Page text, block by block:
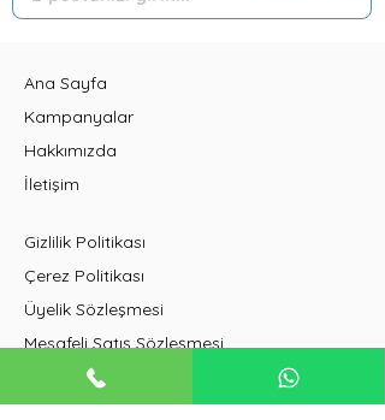
Ana Sayfa
Kampanyalar
Hakkımızda
İletişim
Gizlilik Politikası
Çerez Politikası
Üyelik Sözleşmesi
Mesafeli Satış Sözleşmesi
İptal ve İade Koşulları